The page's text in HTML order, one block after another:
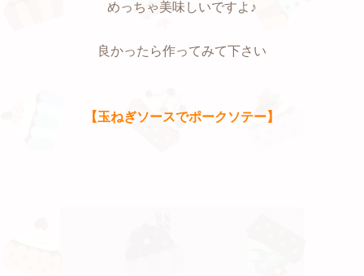
めっちゃ美味しいですよ♪
良かったら作ってみて下さい
【玉ねぎソースでポークソテー】